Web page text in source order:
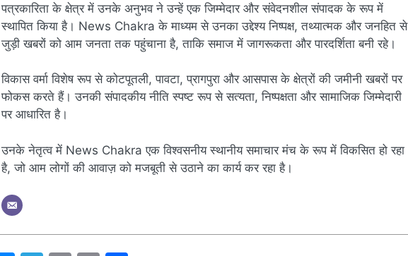
पत्रकारिता के क्षेत्र में उनके अनुभव ने उन्हें एक जिम्मेदार और संवेदनशील संपादक के रूप में
स्थापित किया है। News Chakra के माध्यम से उनका उद्देश्य निष्पक्ष, तथ्यात्मक और जनहित से
जुड़ी खबरों को आम जनता तक पहुंचाना है, ताकि समाज में जागरूकता और पारदर्शिता बनी रहे।
विकास वर्मा विशेष रूप से कोटपूतली, पावटा, प्रागपुरा और आसपास के क्षेत्रों की जमीनी खबरों पर
फोकस करते हैं। उनकी संपादकीय नीति स्पष्ट रूप से सत्यता, निष्पक्षता और सामाजिक जिम्मेदारी
पर आधारित है।
उनके नेतृत्व में News Chakra एक विश्वसनीय स्थानीय समाचार मंच के रूप में विकसित हो रहा
है, जो आम लोगों की आवाज़ को मजबूती से उठाने का कार्य कर रहा है।